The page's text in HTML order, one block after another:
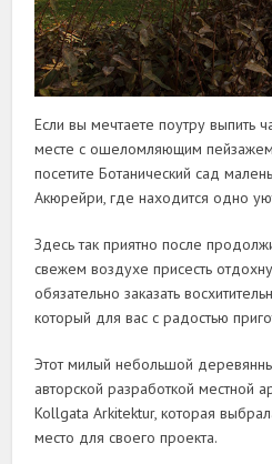
Если вы мечтаете поутру выпить
месте с ошеломляющим
посетите Ботанический сад
Акюрейри, где находится одно
Здесь так приятно после
свежем воздухе присесть
обязательно заказать
который для вас с радостью
Этот милый небольшой
авторской разработкой местной
Kollgata Arkitektur, которая
место для своего проекта.